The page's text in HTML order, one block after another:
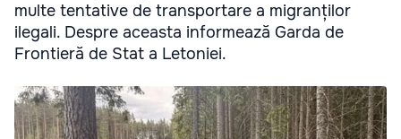
multe tentative de transportare a migranților
ilegali. Despre aceasta informează Garda de
Frontieră de Stat a Letoniei.